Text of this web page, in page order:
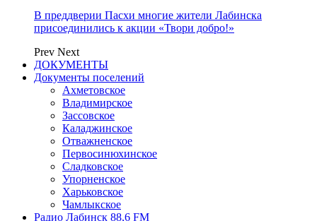
В преддверии Пасхи многие жители Лабинска
присоединились к акции «Твори добро!»
Prev Next
ДОКУМЕНТЫ
Документы поселений
Ахметовское
Владимирское
Зассовское
Каладжинское
Отважненское
Первосинюхинское
Сладковское
Упорненское
Харьковское
Чамлыкское
Радио Лабинск 88,6 FM